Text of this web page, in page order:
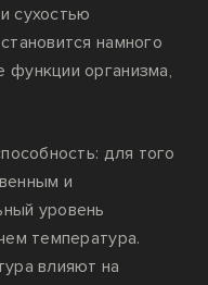
сухостью
намного
организма,
для того
и
уровень
температура.
влияют на